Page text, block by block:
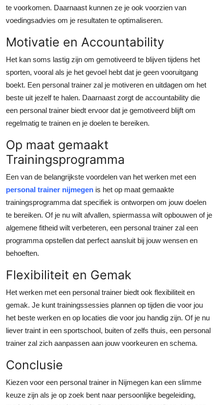
te voorkomen. Daarnaast kunnen ze je ook voorzien van
voedingsadvies om je resultaten te optimaliseren.
Motivatie en Accountability
Het kan soms lastig zijn om gemotiveerd te blijven tijdens het
sporten, vooral als je het gevoel hebt dat je geen vooruitgang
boekt. Een personal trainer zal je motiveren en uitdagen om het
beste uit jezelf te halen. Daarnaast zorgt de accountability die
een personal trainer biedt ervoor dat je gemotiveerd blijft om
regelmatig te trainen en je doelen te bereiken.
Op maat gemaakt
Trainingsprogramma
Een van de belangrijkste voordelen van het werken met een
personal trainer nijmegen is het op maat gemaakte
trainingsprogramma dat specifiek is ontworpen om jouw doelen
te bereiken. Of je nu wilt afvallen, spiermassa wilt opbouwen of je
algemene fitheid wilt verbeteren, een personal trainer zal een
programma opstellen dat perfect aansluit bij jouw wensen en
behoeften.
Flexibiliteit en Gemak
Het werken met een personal trainer biedt ook flexibiliteit en
gemak. Je kunt trainingssessies plannen op tijden die voor jou
het beste werken en op locaties die voor jou handig zijn. Of je nu
liever traint in een sportschool, buiten of zelfs thuis, een personal
trainer zal zich aanpassen aan jouw voorkeuren en schema.
Conclusie
Kiezen voor een personal trainer in Nijmegen kan een slimme
keuze zijn als je op zoek bent naar persoonlijke begeleiding,